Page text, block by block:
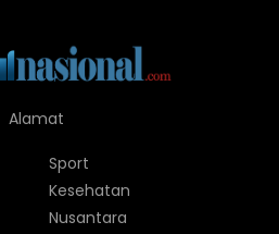
Alamat
Sport
Kesehatan
Nusantara